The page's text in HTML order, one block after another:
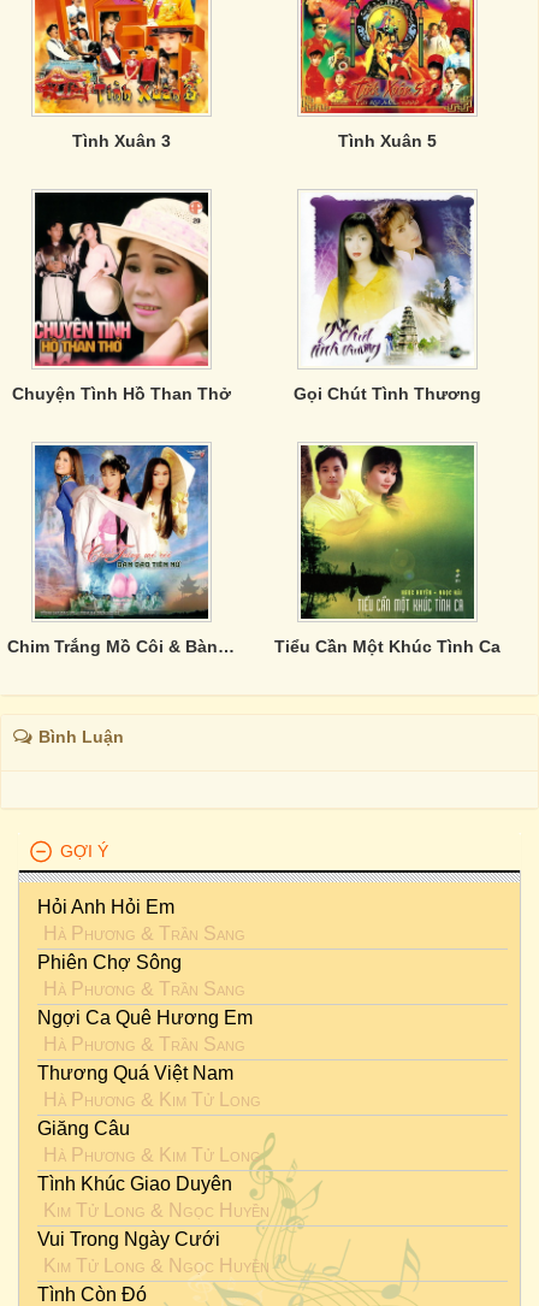
Tình Xuân 3 Tình Xuân 5
Chuyện Tình Hồ Than Thở Gọi Chút Tình Thương
Chim Trắng Mồ Côi & Bàn Đào Tiên Nữ Tiểu Cần Một Khúc Tình Ca
Bình Luận
GỢI Ý
Hỏi Anh Hỏi Em
Hà Phương & Trần Sang
Phiên Chợ Sông
Hà Phương & Trần Sang
Ngợi Ca Quê Hương Em
Hà Phương & Trần Sang
Thương Quá Việt Nam
Hà Phương & Kim Tử Long
Giăng Câu
Hà Phương & Kim Tử Long
Tình Khúc Giao Duyên
Kim Tử Long & Ngọc Huyền
Vui Trong Ngày Cưới
Kim Tử Long & Ngọc Huyền
Tình Còn Đó